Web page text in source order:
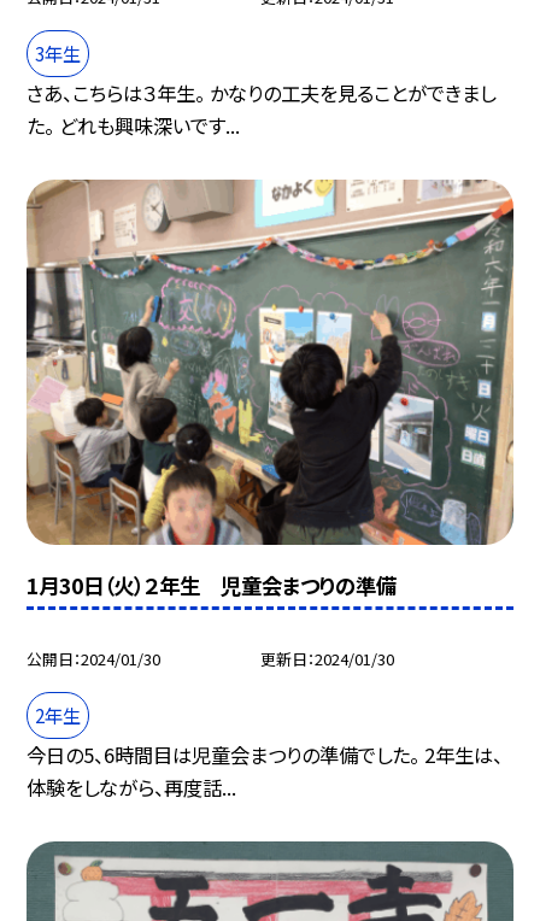
3年生
さあ、こちらは３年生。 かなりの工夫を見ることができまし
た。 どれも興味深いです...
1月30日（火）２年生 児童会まつりの準備
公開日 2024/01/30 更新日 2024/01/30
2年生
今日の5、6時間目は児童会まつりの準備でした。 2年生は、
体験をしながら、再度話...